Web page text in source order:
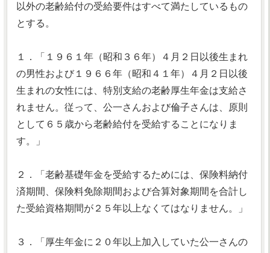
以外の老齢給付の受給要件はすべて満たしているもの
とする。
１．「１９６１年（昭和３６年）４月２日以後生まれ
の男性および１９６６年（昭和４１年）４月２日以後
生まれの女性には、特別支給の老齢厚生年金は支給さ
れません。従って、公一さんおよび倫子さんは、原則
として６５歳から老齢給付を受給することになりま
す。」
２．「老齢基礎年金を受給するためには、保険料納付
済期間、保険料免除期間および合算対象期間を合計し
た受給資格期間が２５年以上なくてはなりません。」
３．「厚生年金に２０年以上加入していた公一さんの